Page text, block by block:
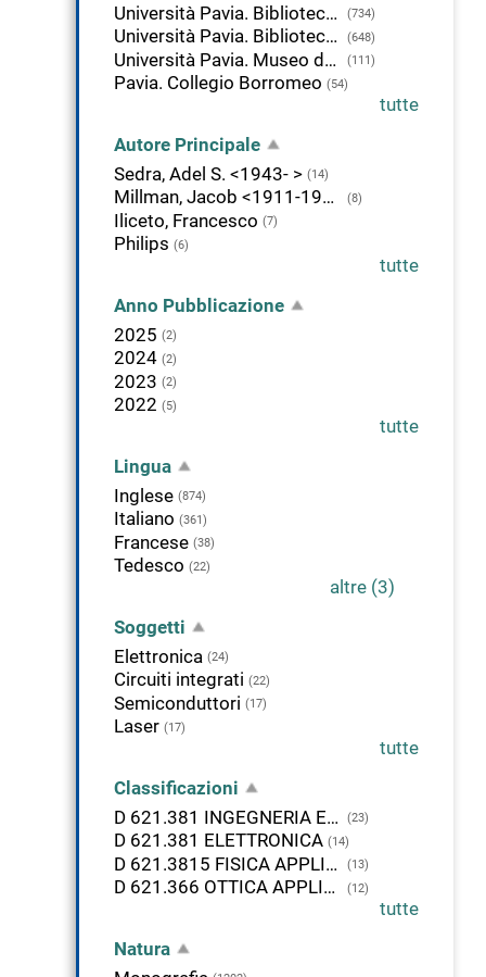
Università Pavia. Biblioteca delle Scienze
(734)
Università Pavia. Biblioteca della Scienza e della Tecnica (648)
Università Pavia. Museo della Tecnica Elettrica (111)
Pavia. Collegio Borromeo (54)
tutte
Autore Principale
Sedra, Adel S. <1943- > (14)
Millman, Jacob <1911-1991> (8)
Iliceto, Francesco (7)
Philips (6)
tutte
Anno Pubblicazione
2025 (2)
2024 (2)
2023 (2)
2022 (5)
tutte
Lingua
Inglese (874)
Italiano (361)
Francese (38)
Tedesco (22)
altre (3)
Soggetti
Elettronica (24)
Circuiti integrati (22)
Semiconduttori (17)
Laser (17)
tutte
Classificazioni
D 621.381 INGEGNERIA ELETTRONICA
(23)
D 621.381 ELETTRONICA (14)
D 621.3815 FISICA APPLICATA-ELETTRONICA DELLE ONDE CORTE E LUNGHE (13)
D 621.366 OTTICA APPLICATA E INGEGNERIA PARAFOTICA. TECNICA DEL LASER (12)
tutte
Natura